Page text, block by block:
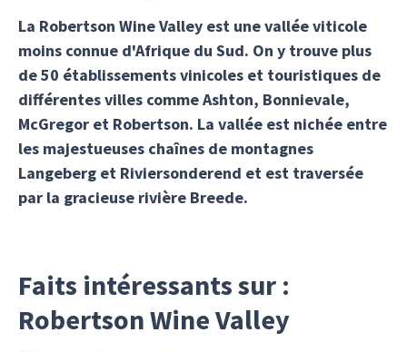
La Robertson Wine Valley est une vallée viticole
moins connue d'Afrique du Sud. On y trouve plus
de 50 établissements vinicoles et touristiques de
différentes villes comme Ashton, Bonnievale,
McGregor et Robertson. La vallée est nichée entre
les majestueuses chaînes de montagnes
Langeberg et Riviersonderend et est traversée
par la gracieuse rivière Breede.
Faits intéressants sur :
Robertson Wine Valley